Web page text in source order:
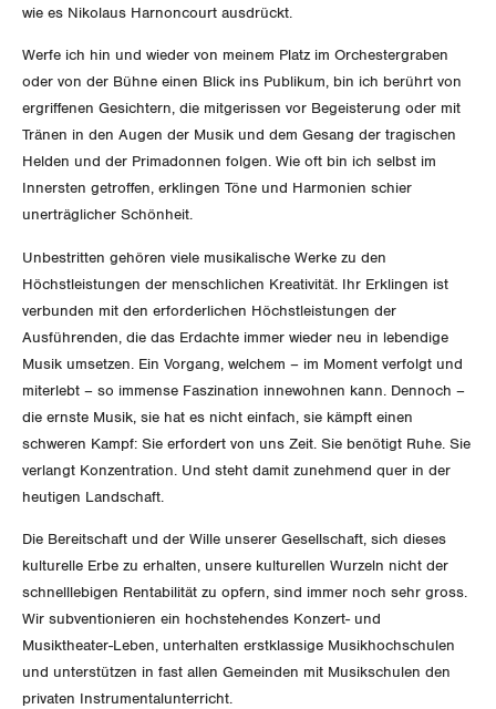
Überbrückungsleistung
Gesundheit
Post
Energie und Umwelt
Kommunikation und Medien
Gleichstellung von LGBTI
BILDUNG & JUGEND
International
Landesstreik
SERVICE
Bestellformular
DER SGB
WIR ÜBER UNS
GREMIEN
Vorstand
Präsidialausschuss
Feministische Kommission
Jugendkommission
Migrationskommission
ZENTRALSEKRETARIAT
KANTONALE BÜNDE
Aargau
Beide Basel
Bern
Medien
Publikationen
Artikel
Dossier
Vernehmlassungen
Bücher/Broschüren
Blog
Blog Daniel Lampart
Der Europa-Blog
wie es Nikolaus Harnoncourt ausdrückt.
Werfe ich hin und wieder von meinem Platz im Orchestergraben
oder von der Bühne einen Blick ins Publikum, bin ich berührt von
ergriffenen Gesichtern, die mitgerissen vor Begeisterung oder mit
Tränen in den Augen der Musik und dem Gesang der tragischen
Helden und der Primadonnen folgen. Wie oft bin ich selbst im
Innersten getroffen, erklingen Töne und Harmonien schier
unerträglicher Schönheit.
Unbestritten gehören viele musikalische Werke zu den
Höchstleistungen der menschlichen Kreativität. Ihr Erklingen ist
verbunden mit den erforderlichen Höchstleistungen der
Ausführenden, die das Erdachte immer wieder neu in lebendige
Musik umsetzen. Ein Vorgang, welchem – im Moment verfolgt und
miterlebt – so immense Faszination innewohnen kann. Dennoch –
die ernste Musik, sie hat es nicht einfach, sie kämpft einen
schweren Kampf: Sie erfordert von uns Zeit. Sie benötigt Ruhe. Sie
verlangt Konzentration. Und steht damit zunehmend quer in der
heutigen Landschaft.
Die Bereitschaft und der Wille unserer Gesellschaft, sich dieses
kulturelle Erbe zu erhalten, unsere kulturellen Wurzeln nicht der
schnelllebigen Rentabilität zu opfern, sind immer noch sehr gross.
Wir subventionieren ein hochstehendes Konzert- und
Musiktheater-Leben, unterhalten erstklassige Musikhochschulen
und unterstützen in fast allen Gemeinden mit Musikschulen den
privaten Instrumentalunterricht.